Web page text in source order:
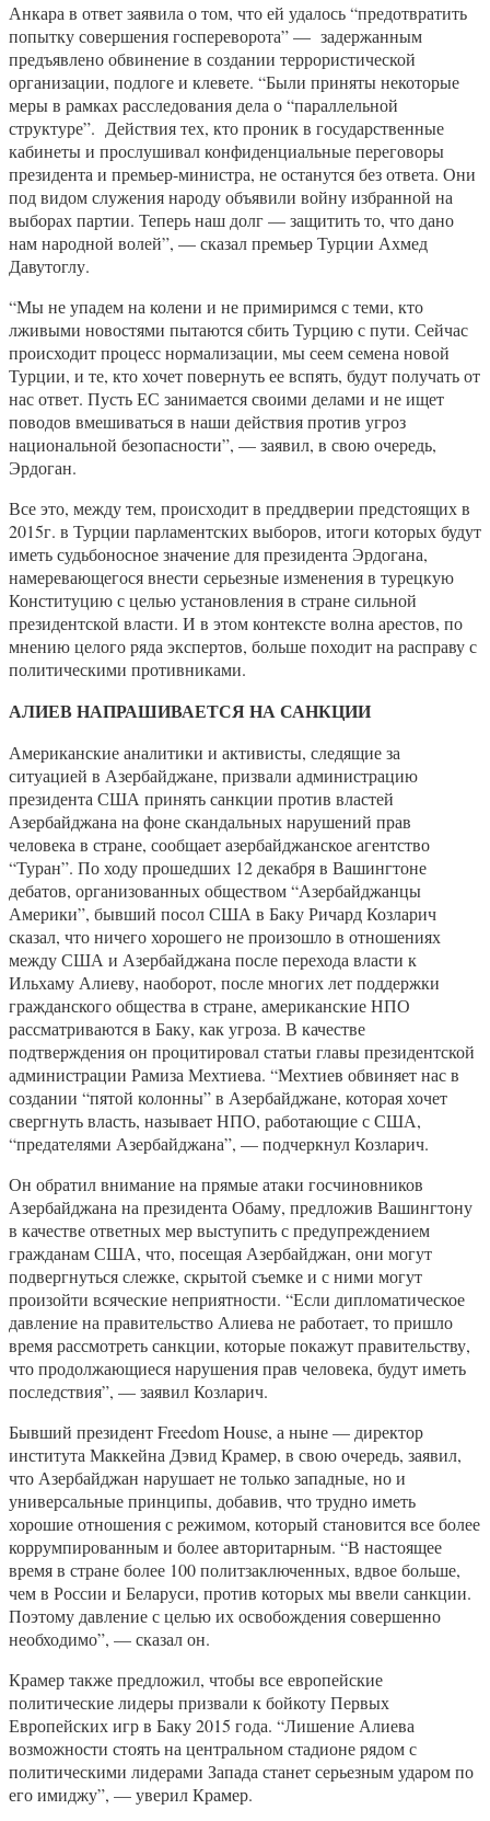
Анкара в ответ заявила о том, что ей удалось “предотвратить
попытку совершения госпереворота” — задержанным
предъявлено обвинение в создании террористической
организации, подлоге и клевете. “Были приняты некоторые
меры в рамках расследования дела о “параллельной
структуре”. Действия тех, кто проник в государственные
кабинеты и прослушивал конфиденциальные переговоры
президента и премьер-министра, не останутся без ответа. Они
под видом служения народу объявили войну избранной на
выборах партии. Теперь наш долг — защитить то, что дано
нам народной волей”, — сказал премьер Турции Ахмед
Давутоглу.
“Мы не упадем на колени и не примиримся с теми, кто
лживыми новостями пытаются сбить Турцию с пути. Сейчас
происходит процесс нормализации, мы сеем семена новой
Турции, и те, кто хочет повернуть ее вспять, будут получать от
нас ответ. Пусть ЕС занимается своими делами и не ищет
поводов вмешиваться в наши действия против угроз
национальной безопасности”, — заявил, в свою очередь,
Эрдоган.
Все это, между тем, происходит в преддверии предстоящих в
2015г. в Турции парламентских выборов, итоги которых будут
иметь судьбоносное значение для президента Эрдогана,
намеревающегося внести серьезные изменения в турецкую
Конституцию с целью установления в стране сильной
президентской власти. И в этом контексте волна арестов, по
мнению целого ряда экспертов, больше походит на расправу с
политическими противниками.
АЛИЕВ НАПРАШИВАЕТСЯ НА САНКЦИИ
Американские аналитики и активисты, следящие за
ситуацией в Азербайджане, призвали администрацию
президента США принять санкции против властей
Азербайджана на фоне скандальных нарушений прав
человека в стране, сообщает азербайджанское агентство
“Туран”. По ходу прошедших 12 декабря в Вашингтоне
дебатов, организованных обществом “Азербайджанцы
Америки”, бывший посол США в Баку Ричард Козларич
сказал, что ничего хорошего не произошло в отношениях
между США и Азербайджана после перехода власти к
Ильхаму Алиеву, наоборот, после многих лет поддержки
гражданского общества в стране, американские НПО
рассматриваются в Баку, как угроза. В качестве
подтверждения он процитировал статьи главы президентской
администрации Рамиза Мехтиева. “Мехтиев обвиняет нас в
создании “пятой колонны” в Азербайджане, которая хочет
свергнуть власть, называет НПО, работающие с США,
“предателями Азербайджана”, — подчеркнул Козларич.
Он обратил внимание на прямые атаки госчиновников
Азербайджана на президента Обаму, предложив Вашингтону
в качестве ответных мер выступить с предупреждением
гражданам США, что, посещая Азербайджан, они могут
подвергнуться слежке, скрытой съемке и с ними могут
произойти всяческие неприятности. “Если дипломатическое
давление на правительство Алиева не работает, то пришло
время рассмотреть санкции, которые покажут правительству,
что продолжающиеся нарушения прав человека, будут иметь
последствия”, — заявил Козларич.
Бывший президент Freedom House, а ныне — директор
института Маккейна Дэвид Крамер, в свою очередь, заявил,
что Азербайджан нарушает не только западные, но и
универсальные принципы, добавив, что трудно иметь
хорошие отношения с режимом, который становится все более
коррумпированным и более авторитарным. “В настоящее
время в стране более 100 политзаключенных, вдвое больше,
чем в России и Беларуси, против которых мы ввели санкции.
Поэтому давление с целью их освобождения совершенно
необходимо”, — сказал он.
Крамер также предложил, чтобы все европейские
политические лидеры призвали к бойкоту Первых
Европейских игр в Баку 2015 года. “Лишение Алиева
возможности стоять на центральном стадионе рядом с
политическими лидерами Запада станет серьезным ударом по
его имиджу”, — уверил Крамер.